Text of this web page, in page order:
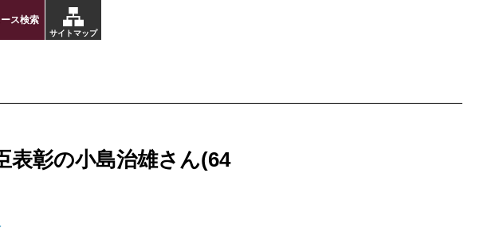
サイトマップ
ス検索
表彰の小島治雄さん(64